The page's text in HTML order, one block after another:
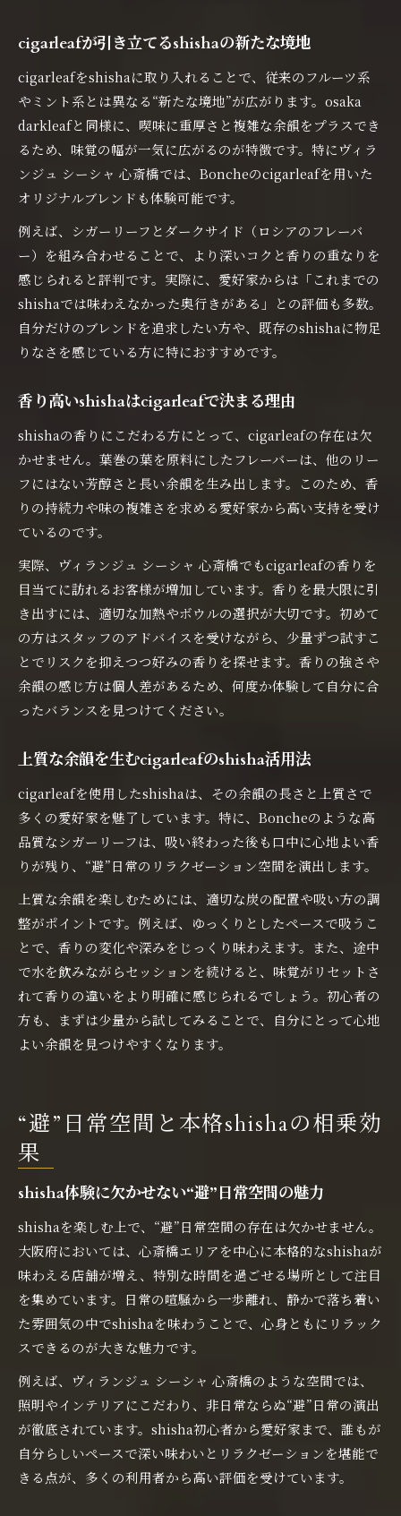
cigarleafが引き立てるshishaの新たな境地
cigarleafをshishaに取り入れることで、従来のフルーツ系
やミント系とは異なる“新たな境地”が広がります。osaka
darkleafと同様に、喫味に重厚さと複雑な余韻をプラスでき
るため、味覚の幅が一気に広がるのが特徴です。特にヴィラ
ンジュ シーシャ 心斎橋では、Boncheのcigarleafを用いた
オリジナルブレンドも体験可能です。
例えば、シガーリーフとダークサイド（ロシアのフレーバ
ー）を組み合わせることで、より深いコクと香りの重なりを
感じられると評判です。実際に、愛好家からは「これまでの
shishaでは味わえなかった奥行きがある」との評価も多数。
自分だけのブレンドを追求したい方や、既存のshishaに物足
りなさを感じている方に特におすすめです。
香り高いshishaはcigarleafで決まる理由
shishaの香りにこだわる方にとって、cigarleafの存在は欠
かせません。葉巻の葉を原料にしたフレーバーは、他のリー
フにはない芳醇さと長い余韻を生み出します。このため、香
りの持続力や味の複雑さを求める愛好家から高い支持を受け
ているのです。
実際、ヴィランジュ シーシャ 心斎橋でもcigarleafの香りを
目当てに訪れるお客様が増加しています。香りを最大限に引
き出すには、適切な加熱やボウルの選択が大切です。初めて
の方はスタッフのアドバイスを受けながら、少量ずつ試すこ
とでリスクを抑えつつ好みの香りを探せます。香りの強さや
余韻の感じ方は個人差があるため、何度か体験して自分に合
ったバランスを見つけてください。
上質な余韻を生むcigarleafのshisha活用法
cigarleafを使用したshishaは、その余韻の長さと上質さで
多くの愛好家を魅了しています。特に、Boncheのような高
品質なシガーリーフは、吸い終わった後も口中に心地よい香
りが残り、“避”日常のリラクゼーション空間を演出します。
上質な余韻を楽しむためには、適切な炭の配置や吸い方の調
整がポイントです。例えば、ゆっくりとしたペースで吸うこ
とで、香りの変化や深みをじっくり味わえます。また、途中
で水を飲みながらセッションを続けると、味覚がリセットさ
れて香りの違いをより明確に感じられるでしょう。初心者の
方も、まずは少量から試してみることで、自分にとって心地
よい余韻を見つけやすくなります。
“避”日常空間と本格shishaの相乗効
果
shisha体験に欠かせない“避”日常空間の魅力
shishaを楽しむ上で、“避”日常空間の存在は欠かせません。
大阪府においては、心斎橋エリアを中心に本格的なshishaが
味わえる店舗が増え、特別な時間を過ごせる場所として注目
を集めています。日常の喧騒から一歩離れ、静かで落ち着い
た雰囲気の中でshishaを味わうことで、心身ともにリラック
スできるのが大きな魅力です。
例えば、ヴィランジュ シーシャ 心斎橋のような空間では、
照明やインテリアにこだわり、非日常ならぬ“避”日常の演出
が徹底されています。shisha初心者から愛好家まで、誰もが
自分らしいペースで深い味わいとリラクゼーションを堪能で
きる点が、多くの利用者から高い評価を受けています。